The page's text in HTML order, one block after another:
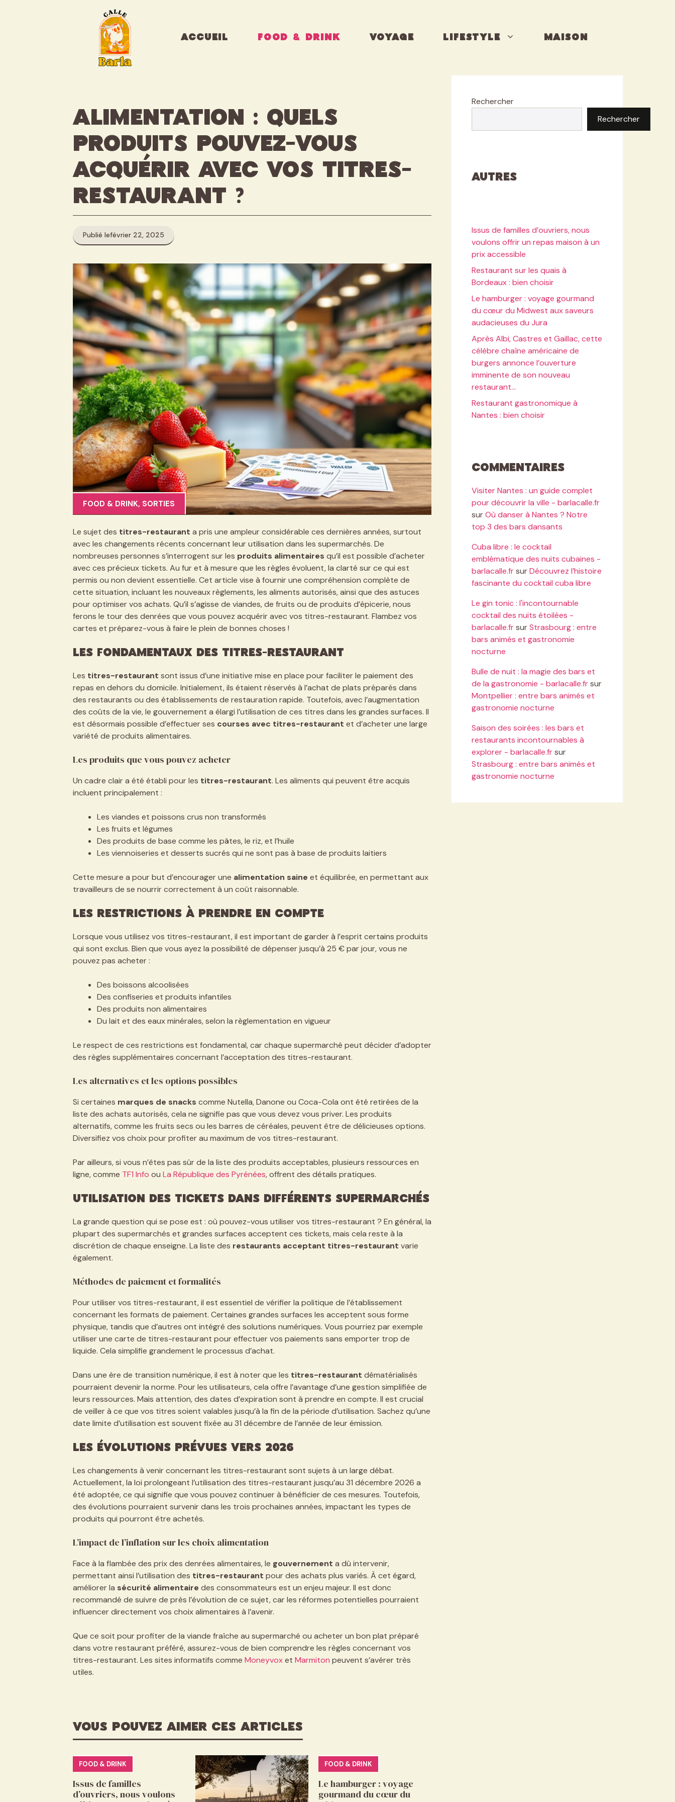
ACCUEIL FOOD & DRINK VOYAGE LIFESTYLE MAISON
Alimentation : quels
produits pouvez-vous
acquérir avec vos titres-
restaurant ?
Publié lefévrier 22, 2025
FOOD & DRINK, SORTIES
Le sujet des titres-restaurant a pris une ampleur considérable ces dernières années, surtout
avec les changements récents concernant leur utilisation dans les supermarchés. De
nombreuses personnes s’interrogent sur les produits alimentaires qu’il est possible d’acheter
avec ces précieux tickets. Au fur et à mesure que les règles évoluent, la clarté sur ce qui est
permis ou non devient essentielle. Cet article vise à fournir une compréhension complète de
cette situation, incluant les nouveaux règlements, les aliments autorisés, ainsi que des astuces
pour optimiser vos achats. Qu’il s’agisse de viandes, de fruits ou de produits d’épicerie, nous
ferons le tour des denrées que vous pouvez acquérir avec vos titres-restaurant. Flambez vos
cartes et préparez-vous à faire le plein de bonnes choses !
Les fondamentaux des titres-restaurant
Les titres-restaurant sont issus d’une initiative mise en place pour faciliter le paiement des
repas en dehors du domicile. Initialement, ils étaient réservés à l’achat de plats préparés dans
des restaurants ou des établissements de restauration rapide. Toutefois, avec l’augmentation
des coûts de la vie, le gouvernement a élargi l’utilisation de ces titres dans les grandes surfaces. Il
est désormais possible d’effectuer ses courses avec titres-restaurant et d’acheter une large
variété de produits alimentaires.
Les produits que vous pouvez acheter
Un cadre clair a été établi pour les titres-restaurant. Les aliments qui peuvent être acquis
incluent principalement :
Les viandes et poissons crus non transformés
Les fruits et légumes
Des produits de base comme les pâtes, le riz, et l’huile
Les viennoiseries et desserts sucrés qui ne sont pas à base de produits laitiers
Cette mesure a pour but d’encourager une alimentation saine et équilibrée, en permettant aux
travailleurs de se nourrir correctement à un coût raisonnable.
Les restrictions à prendre en compte
Lorsque vous utilisez vos titres-restaurant, il est important de garder à l’esprit certains produits
qui sont exclus. Bien que vous ayez la possibilité de dépenser jusqu’à 25 € par jour, vous ne
pouvez pas acheter :
Des boissons alcoolisées
Des confiseries et produits infantiles
Des produits non alimentaires
Du lait et des eaux minérales, selon la règlementation en vigueur
Le respect de ces restrictions est fondamental, car chaque supermarché peut décider d’adopter
des règles supplémentaires concernant l’acceptation des titres-restaurant.
Les alternatives et les options possibles
Si certaines marques de snacks comme Nutella, Danone ou Coca-Cola ont été retirées de la
liste des achats autorisés, cela ne signifie pas que vous devez vous priver. Les produits
alternatifs, comme les fruits secs ou les barres de céréales, peuvent être de délicieuses options.
Diversifiez vos choix pour profiter au maximum de vos titres-restaurant.
Par ailleurs, si vous n’êtes pas sûr de la liste des produits acceptables, plusieurs ressources en
ligne, comme TF1 Info ou La République des Pyrénées, offrent des détails pratiques.
Utilisation des tickets dans différents supermarchés
La grande question qui se pose est : où pouvez-vous utiliser vos titres-restaurant ? En général, la
plupart des supermarchés et grandes surfaces acceptent ces tickets, mais cela reste à la
discrétion de chaque enseigne. La liste des restaurants acceptant titres-restaurant varie
également.
Méthodes de paiement et formalités
Pour utiliser vos titres-restaurant, il est essentiel de vérifier la politique de l’établissement
concernant les formats de paiement. Certaines grandes surfaces les acceptent sous forme
physique, tandis que d’autres ont intégré des solutions numériques. Vous pourriez par exemple
utiliser une carte de titres-restaurant pour effectuer vos paiements sans emporter trop de
liquide. Cela simplifie grandement le processus d’achat.
Dans une ère de transition numérique, il est à noter que les titres-restaurant dématérialisés
pourraient devenir la norme. Pour les utilisateurs, cela offre l’avantage d’une gestion simplifiée de
leurs ressources. Mais attention, des dates d’expiration sont à prendre en compte. Il est crucial
de veiller à ce que vos titres soient valables jusqu’à la fin de la période d’utilisation. Sachez qu’une
date limite d’utilisation est souvent fixée au 31 décembre de l’année de leur émission.
Les évolutions prévues vers 2026
Les changements à venir concernant les titres-restaurant sont sujets à un large débat.
Actuellement, la loi prolongeant l’utilisation des titres-restaurant jusqu’au 31 décembre 2026 a
été adoptée, ce qui signifie que vous pouvez continuer à bénéficier de ces mesures. Toutefois,
des évolutions pourraient survenir dans les trois prochaines années, impactant les types de
produits qui pourront être achetés.
L’impact de l’inflation sur les choix alimentation
Face à la flambée des prix des denrées alimentaires, le gouvernement a dû intervenir,
permettant ainsi l’utilisation des titres-restaurant pour des achats plus variés. À cet égard,
améliorer la sécurité alimentaire des consommateurs est un enjeu majeur. Il est donc
recommandé de suivre de près l’évolution de ce sujet, car les réformes potentielles pourraient
influencer directement vos choix alimentaires à l’avenir.
Que ce soit pour profiter de la viande fraîche au supermarché ou acheter un bon plat préparé
dans votre restaurant préféré, assurez-vous de bien comprendre les règles concernant vos
titres-restaurant. Les sites informatifs comme Moneyvoxet Marmiton peuvent s’avérer très
utiles.
VOUS POUVEZ AIMER CES ARTICLES
FOOD & DRINK
Issus de familles
d’ouvriers, nous voulons
FOOD & DRINK
Le hamburger : voyage
gourmand du cœur du
Rechercher
Rechercher
Autres
Issus de familles d’ouvriers, nous
voulons offrir un repas maison à un
prix accessible
Restaurant sur les quais à
Bordeaux : bien choisir
Le hamburger : voyage gourmand
du cœur du Midwest aux saveurs
audacieuses du Jura
Après Albi, Castres et Gaillac, cette
célèbre chaîne américaine de
burgers annonce l’ouverture
imminente de son nouveau
restaurant…
Restaurant gastronomique à
Nantes : bien choisir
Commentaires
Visiter Nantes : un guide complet
pour découvrir la ville - barlacalle.fr
surOù danser à Nantes ? Notre
top 3 des bars dansants
Cuba libre : le cocktail
emblématique des nuits cubaines -
barlacalle.frsurDécouvrez l’histoire
fascinante du cocktail cuba libre
Le gin tonic : l'incontournable
cocktail des nuits étoilées -
barlacalle.frsurStrasbourg : entre
bars animés et gastronomie
nocturne
Bulle de nuit : la magie des bars et
de la gastronomie - barlacalle.frsur
Montpellier : entre bars animés et
gastronomie nocturne
Saison des soirées : les bars et
restaurants incontournables à
explorer - barlacalle.frsur
Strasbourg : entre bars animés et
gastronomie nocturne